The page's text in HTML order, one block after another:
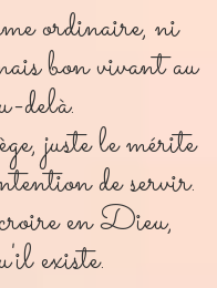
ordinaire, ni
bon vivant au
delà.
juste le mérite
de servir.
en Dieu,
existe.